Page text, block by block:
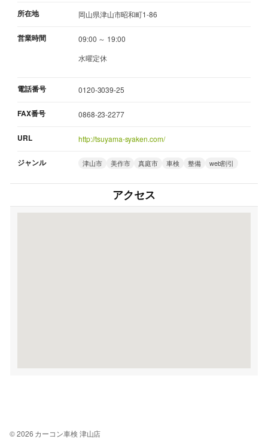
所在地 岡山県津山市昭和町1-86
営業時間
09:00 ～ 19:00
水曜定休
電話番号 0120-3039-25
FAX番号 0868-23-2277
URL http://tsuyama-syaken.com/
ジャンル 津山市 美作市 真庭市 車検 整備 web割引
アクセス
© 2026 カーコン車検 津山店